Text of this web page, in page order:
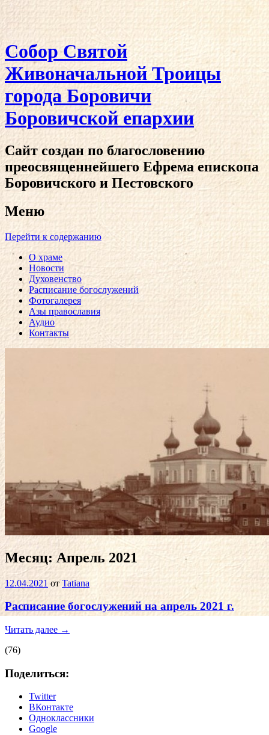
Собор Святой
Живоначальной Троицы
города Боровичи
Боровичской епархии
Сайт создан по благословению
преосвященнейшего Ефрема епископа
Боровичского и Пестовского
Меню
Перейти к содержанию
О храме
Новости
Духовенство
Расписание богослужений
Фотогалерея
Азы православия
Аудио
Контакты
Месяц: Апрель 2021
12.04.2021 от Tatiana
Расписание богослужений на апрель 2021 г.
Читать далее →
(76)
Поделиться:
Twitter
ВКонтакте
Одноклассники
Google